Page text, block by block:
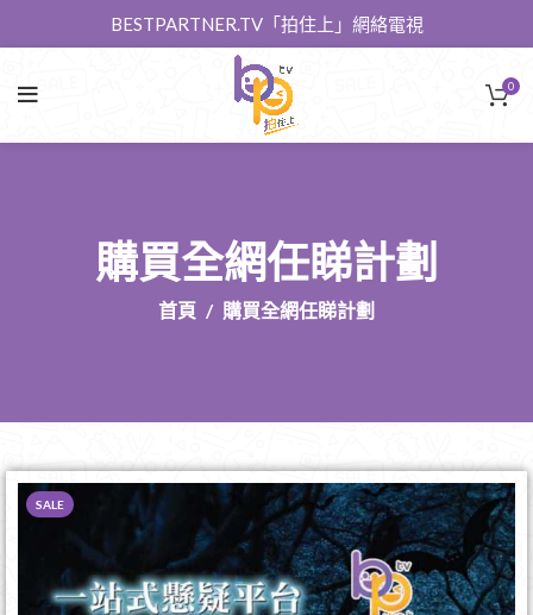
BESTPARTNER.TV「拍住上」網絡電視
0
購買全網任睇計劃
首頁 購買全網任睇計劃
SALE